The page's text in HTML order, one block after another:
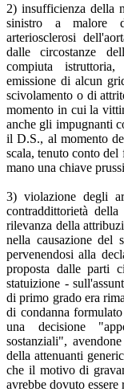
2) insufficienza della
sinistro a malore
arteriosclerosi
dalle circostanze
compiuta
emissione di alcun
scivolamento o di
momento in cui la
anche gli impugnanti
il D.S., al momento
scala, tenuto conto del
mano una chiave
3) violazione degli
contraddittorietà
rilevanza della
nella causazione del
pervenendosi alla
proposta dalle parti
statuizione -
di primo grado era
di condanna
una decisione
sostanziali",
della attenuanti
che il motivo di
avrebbe dovuto